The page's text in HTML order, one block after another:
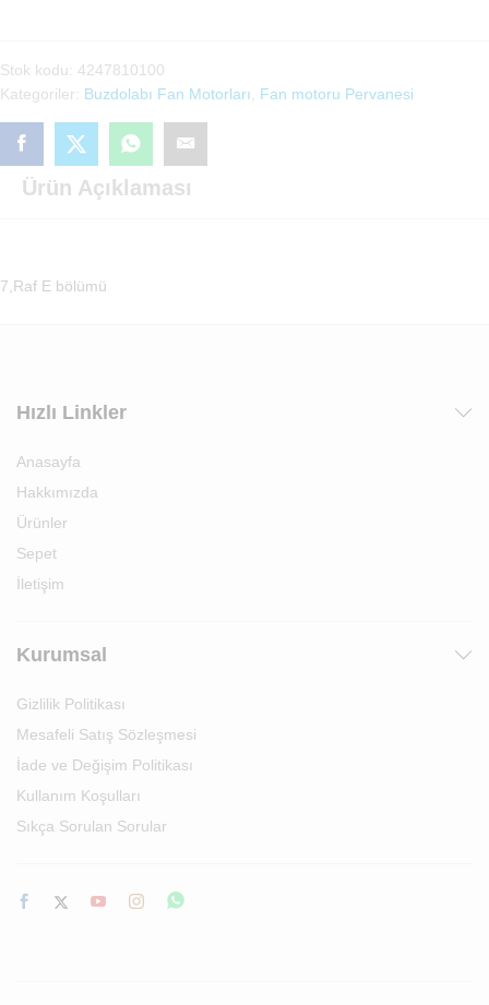
Pevanesi
(4247810100)
adet
Stok kodu: 4247810100
Kategoriler: Buzdolabı Fan Motorları Fan motoru Pervanesi
Ürün Açıklaması
7,Raf E bölümü
Hızlı Linkler
Anasayfa
Hakkımızda
Ürünler
Sepet
İletişim
Kurumsal
Gizlilik Politikası
Mesafeli Satış Sözleşmesi
İade ve Değişim Politikası
Kullanım Koşulları
Sıkça Sorulan Sorular